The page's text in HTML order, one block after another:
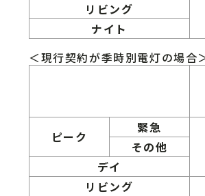
リビング
ナイト
＜現行契約が季時別電灯の場合
ピーク
緊急
その他
デイ
リビング